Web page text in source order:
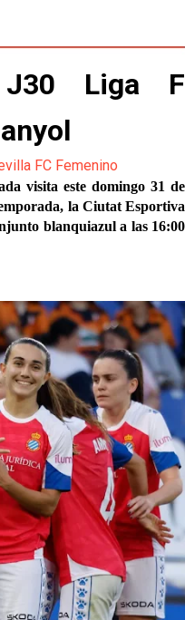
para firmar su nuevo
reforzar el centro
al Genoa
para salir
de Rafa Mir al Aris
al Bournemouth
, el Villareal ya
mueve ficha... Las
de La Liga
al grupo en la sesión
es mejorar la
a los nuevos
Flores" por Rafa
Liga F
FC Femenino
visita este domingo 31 de
la Ciutat Esportiva
blanquiazul a las 16:00